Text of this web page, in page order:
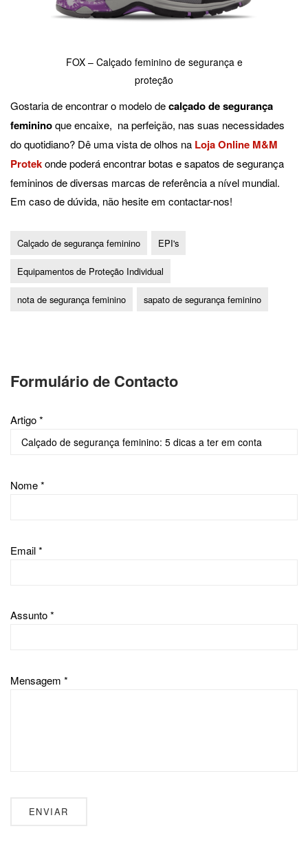
FOX – Calçado feminino de segurança e
proteção
Gostaria de encontrar o modelo decalçado de segurança
femininoque encaixe, na perfeição, nas suas necessidades
do quotidiano? Dê uma vista de olhos na Loja Online M&M
Protekonde poderá encontrar botas e sapatos de segurança
femininos de diversas marcas de referência a nível mundial.
Em caso de dúvida, não hesite em contactar-nos!
Calçado de segurança feminino EPI's
Equipamentos de Proteção Individual
nota de segurança feminino sapato de segurança feminino
Formulário de Contacto
Artigo *
Nome *
Email *
Assunto *
Mensagem *